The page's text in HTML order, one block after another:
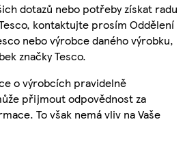
dotazů nebo potřeby získat radu
kontaktujte prosím Oddělení
nebo výrobce daného výrobku,
značky Tesco.
o výrobcích pravidelně
přijmout odpovědnost za
To však nemá vliv na Vaše